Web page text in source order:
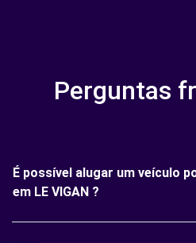
Perguntas
É possível alugar um veículo
em LE VIGAN ?